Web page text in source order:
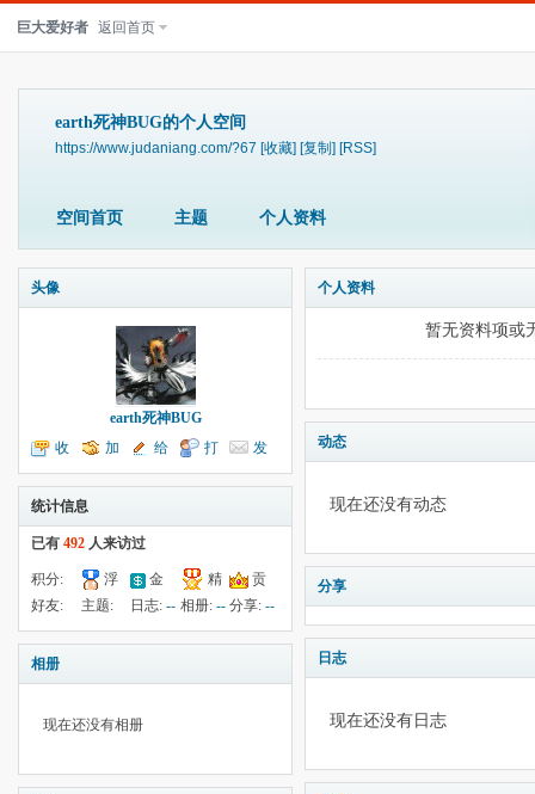
巨大爱好者 返回首页
earth死神BUG的个人空间
https://www.judaniang.com/?67 [收藏] [复制] [RSS]
空间首页 主题 个人资料
头像
earth死神BUG
收
听TA
加
为好友
给
我留言
打
个招呼
发
送消息
统计信息
已有 492 人来访过
积分:
-62
浮
云:
金
钱:30
精
华:--
贡
献:4
好友:
11
主题:
20
日志:-- 相册: -- 分享:--
相册
现在还没有相册
个人资料
暂无资料项或
动态
现在还没有动态
分享
日志
现在还没有日志